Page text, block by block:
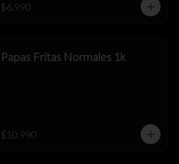
$6.990
Papas Fritas Normales 1k
$10.990